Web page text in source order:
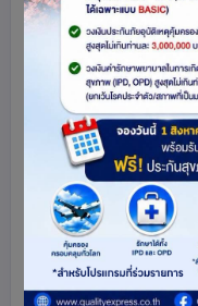
ห้องสมุดสตาร์
สุดฮิต ฮงแด-เ
การบิน Tway
เกาหลีใต้ 125